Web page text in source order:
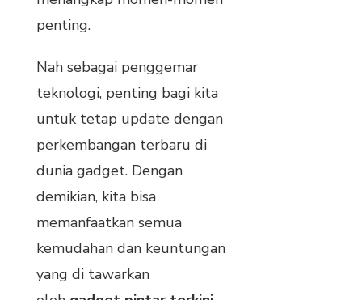
penting.
Nah sebagai penggemar
teknologi, penting bagi kita
untuk tetap update dengan
perkembangan terbaru di
dunia gadget. Dengan
demikian, kita bisa
memanfaatkan semua
kemudahan dan keuntungan
yang di tawarkan